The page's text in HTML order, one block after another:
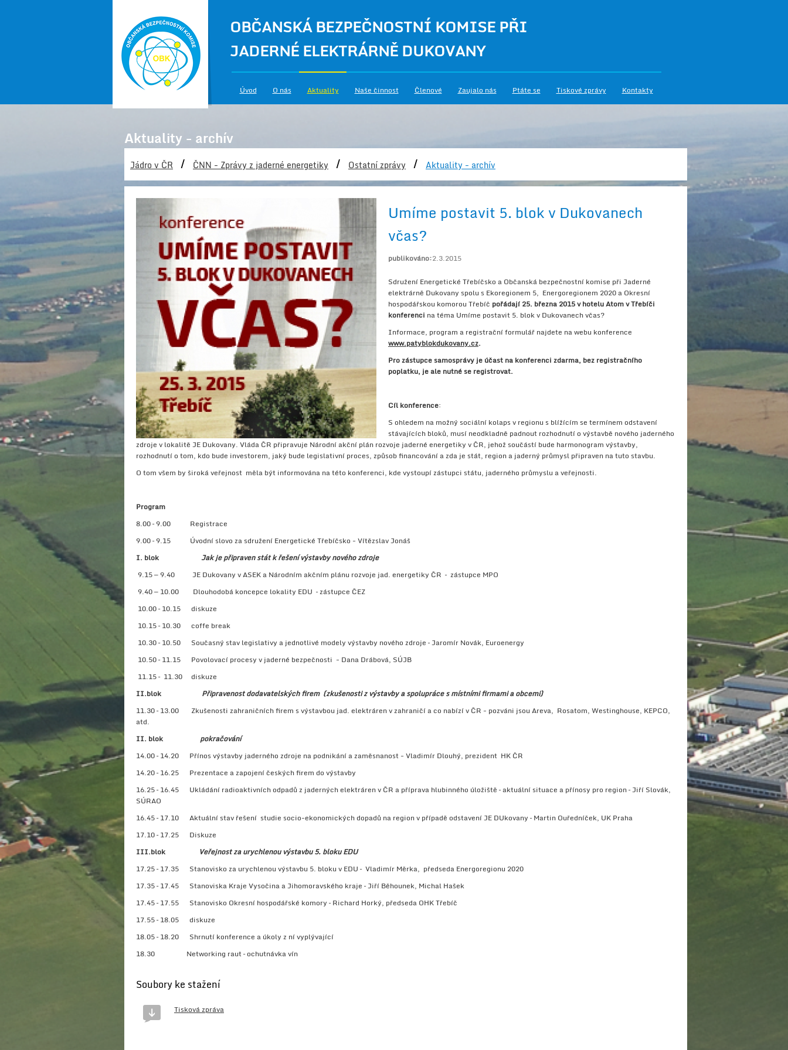
OBČANSKÁ BEZPEČNOSTNÍ KOMISE PŘI
JADERNÉ ELEKTRÁRNĚ DUKOVANY
Úvod O nás Aktuality Naše činnost Členové Zaujalo nás Ptáte se Tiskové zprávy Kontakty
Aktuality - archív
Jádro v ČR / ČNN - Zprávy z jaderné energetiky / Ostatní zprávy / Aktuality - archív
Umíme postavit 5. blok v Dukovanech
včas?
publikováno:2.3.2015
Sdružení Energetické Třebíčsko a Občanská bezpečnostní komise při Jaderné
elektrárně Dukovany spolu s Ekoregionem 5, Energoregionem 2020 a Okresní
hospodářskou komorou Třebíč pořádají 25. března 2015 v hotelu Atom v Třebíči
konferenci na téma Umíme postavit 5. blok v Dukovanech včas?
Informace, program a registrační formulář najdete na webu konference
www.patyblokdukovany.cz.
Pro zástupce samosprávy je účast na konferenci zdarma, bez registračního
poplatku, je ale nutné se registrovat.
Cíl konference:
S ohledem na možný sociální kolaps v regionu s blížícím se termínem odstavení
stávajících bloků, musí neodkladně padnout rozhodnutí o výstavbě nového jaderného
zdroje v lokalitě JE Dukovany. Vláda ČR připravuje Národní akční plán rozvoje jaderné energetiky v ČR, jehož součástí bude harmonogram výstavby,
rozhodnutí o tom, kdo bude investorem, jaký bude legislativní proces, způsob financování a zda je stát, region a jaderný průmysl připraven na tuto stavbu.
O tom všem by široká veřejnost měla být informována na této konferenci, kde vystoupí zástupci státu, jaderného průmyslu a veřejnosti.
Program
8.00 – 9.00 Registrace
9.00 – 9.15 Úvodní slovo za sdružení Energetické Třebíčsko - Vítězslav Jonáš
I. blok Jak je připraven stát k řešení výstavby nového zdroje
9.15 ‒ 9.40 JE Dukovany v ASEK a Národním akčním plánu rozvoje jad. energetiky ČR – zástupce MPO
9.40 ‒ 10.00 Dlouhodobá koncepce lokality EDU – zástupce ČEZ
10.00 – 10.15 diskuze
10.15 – 10.30 coffe break
10.30 – 10.50
Současný stav legislativy a jednotlivé modely výstavby nového zdroje – Jaromír Novák, Euroenergy
10.50 – 11.15 Povolovací procesy v jaderné bezpečnosti - Dana Drábová, SÚJB
11.15 – 11.30 diskuze
II.blok Připravenost dodavatelských firem (zkušenosti z výstavby a spolupráce s místními firmami a obcemi)
11.30 – 13.00 Zkušenosti zahraničních firem s výstavbou jad. elektráren v zahraničí a co nabízí v ČR - pozváni jsou Areva, Rosatom, Westinghouse, KEPCO,
atd.
II. blok pokračování
14.00 – 14.20 Přínos výstavby jaderného zdroje na podnikání a zaměsnanost - Vladimír Dlouhý, prezident HK ČR
14.20 – 16.25 Prezentace a zapojení českých firem do výstavby
16.25 – 16.45 Ukládání radioaktivních odpadů z jaderných elektráren v ČR a příprava hlubinného úložiště – aktuální situace a přínosy pro region – Jiří Slovák,
SÚRAO
16.45 – 17.10 Aktuální stav řešení studie socio-ekonomických dopadů na region v případě odstavení JE DUkovany – Martin Ouředníček, UK Praha
17.10 – 17.25 Diskuze
III.blok
Veřejnost za urychlenou výstavbu 5. bloku EDU
17.25 – 17.35 Stanovisko za urychlenou výstavbu 5. bloku v EDU – Vladimír Měrka, předseda Energoregionu 2020
17.35 – 17.45 Stanoviska Kraje Vysočina a Jihomoravského kraje – Jiří Běhounek, Michal Hašek
17.45 – 17.55 Stanovisko Okresní hospodářské komory – Richard Horký, předseda OHK Třebíč
17.55 – 18.05 diskuze
18.05 – 18.20 Shrnutí konference a úkoly z ní vyplývající
18.30 Networking raut – ochutnávka vín
Soubory ke stažení
Tisková zpráva